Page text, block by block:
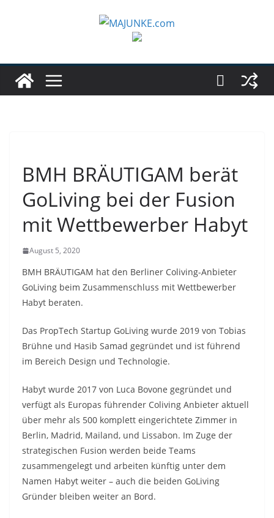
BMH BRÄUTIGAM berät
GoLiving bei der Fusion
mit Wettbewerber Habyt
August 5, 2020
BMH BRÄUTIGAM hat den Berliner Coliving-Anbieter
GoLiving beim Zusammenschluss mit Wettbewerber
Habyt beraten.
Das PropTech Startup GoLiving wurde 2019 von Tobias
Brühne und Hasib Samad gegründet und ist führend
im Bereich Design und Technologie.
Habyt wurde 2017 von Luca Bovone gegründet und
verfügt als Europas führender Coliving Anbieter aktuell
über mehr als 500 komplett eingerichtete Zimmer in
Berlin, Madrid, Mailand, und Lissabon. Im Zuge der
strategischen Fusion werden beide Teams
zusammengelegt und arbeiten künftig unter dem
Namen Habyt weiter – auch die beiden GoLiving
Gründer bleiben weiter an Bord.